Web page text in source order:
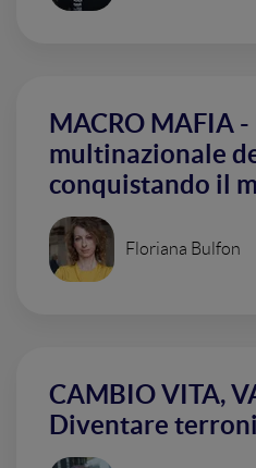
MACRO MAFIA -
multinazionale
conquistando il
Floriana Bulfon
CAMBIO VITA,
Diventare